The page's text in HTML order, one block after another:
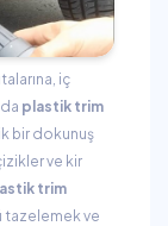
iç
plastik trim
bir dokunuş
ve kir
trim
tazelemek ve